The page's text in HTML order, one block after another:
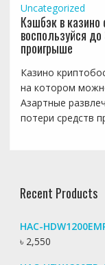
Uncategorized
Кэшбэк в
воспользуйся
проигрыше
Казино
на котором
Азартные
потери средств
Recent Products
HAC-
৳ 2,550